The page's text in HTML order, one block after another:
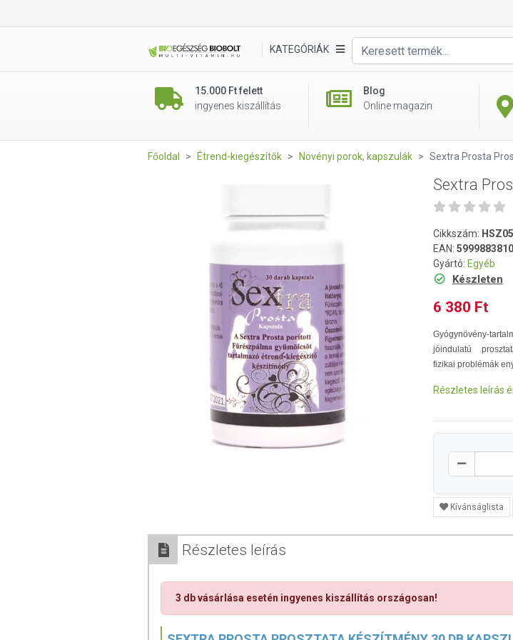
KATEGÓRIÁK
15.000 Ft felett
ingyenes kiszállítás
Blog
Online magazin
Főoldal Étrend-kiegészítők Növényi porok, kapszulák Sextra Prosta
Sextra
Cikkszám:
EAN:
Gyártó: Egyéb
Készleten
6 380 Ft
Gyógynövény-
jóindulatú
fizikai problémák
Részletes leírás
Kívánságlista
Részletes leírás
3 db vásárlása esetén ingyenes kiszállítás országosan!